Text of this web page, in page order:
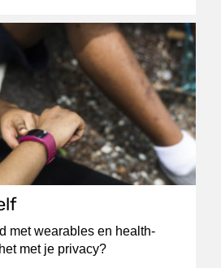
met wearables en health-
met je privacy?